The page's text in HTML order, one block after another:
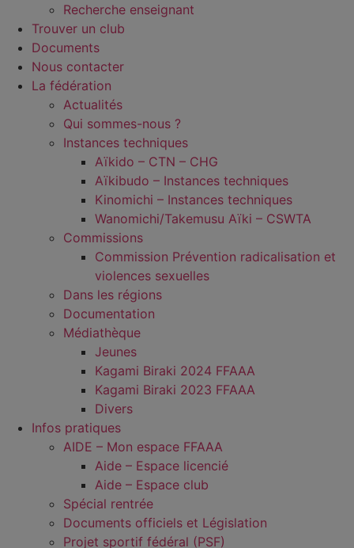
Recherche enseignant
Trouver un club
Documents
Nous contacter
La fédération
Actualités
Qui sommes-nous ?
Instances techniques
Aïkido – CTN – CHG
Aïkibudo – Instances techniques
Kinomichi – Instances techniques
Wanomichi/Takemusu Aïki – CSWTA
Commissions
Commission Prévention radicalisation et
violences sexuelles
Dans les régions
Documentation
Médiathèque
Jeunes
Kagami Biraki 2024 FFAAA
Kagami Biraki 2023 FFAAA
Divers
Infos pratiques
AIDE – Mon espace FFAAA
Aide – Espace licencié
Aide – Espace club
Spécial rentrée
Documents officiels et Législation
Projet sportif fédéral (PSF)